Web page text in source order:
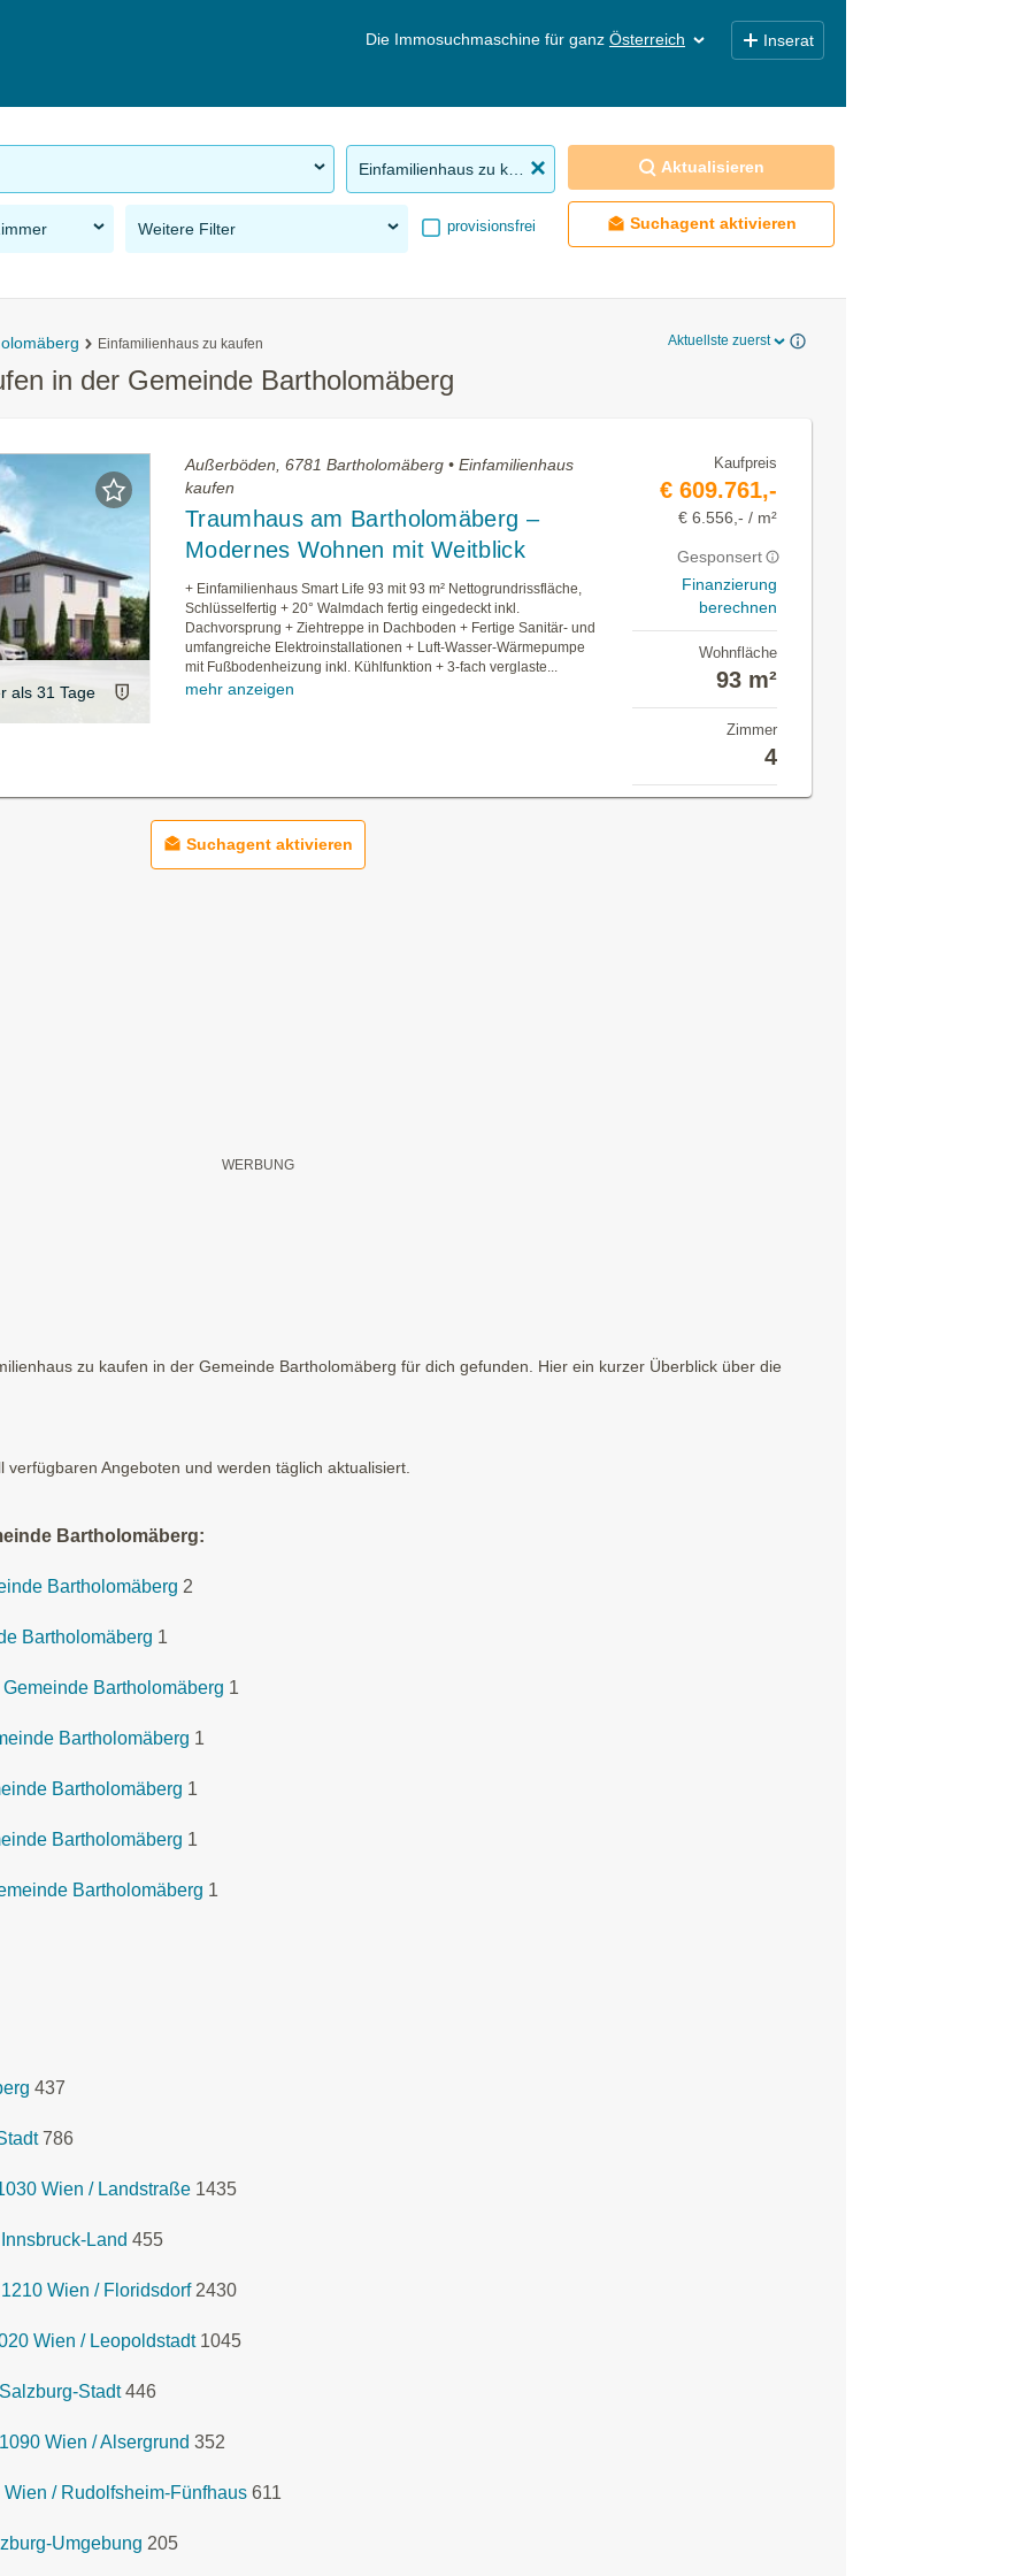
Die Immosuchmaschine für ganz Österreich Inserat
Weitere Filter provisionsfrei
Aktualisieren
Suchagent aktivieren
Einfamilienhaus zu kaufen Aktuellste zuerst
in der Gemeinde Bartholomäberg
als 31 Tage
Außerböden, 6781 Bartholomäberg • Einfamilienhaus
kaufen
Traumhaus am Bartholomäberg –
Modernes Wohnen mit Weitblick
+ Einfamilienhaus Smart Life 93 mit 93 m² Nettogrundrissfläche,
Schlüsselfertig + 20° Walmdach fertig eingedeckt inkl.
Dachvorsprung + Ziehtreppe in Dachboden + Fertige Sanitär- und
umfangreiche Elektroinstallationen + Luft-Wasser-Wärmepumpe
mit Fußbodenheizung inkl. Kühlfunktion + 3-fach verglaste...
mehr anzeigen
Kaufpreis
€ 609.761,-
€ 6.556,- / m²
Gesponsert
Finanzierung
berechnen
Wohnfläche
93 m²
Zimmer
4
Suchagent aktivieren
zu kaufen in der Gemeinde Bartholomäberg für dich gefunden. Hier ein kurzer Überblick über die
Angeboten und werden täglich aktualisiert.
Bartholomäberg:
Bartholomäberg 2
Bartholomäberg 1
Bartholomäberg 1
Bartholomäberg 1
Bartholomäberg 1
Bartholomäberg 1
Bartholomäberg 1
437
786
Wien / Landstraße 1435
Land 455
Wien / Floridsdorf 2430
Wien / Leopoldstadt 1045
Stadt 446
Wien / Alsergrund 352
/ Rudolfsheim-Fünfhaus 611
Umgebung 205